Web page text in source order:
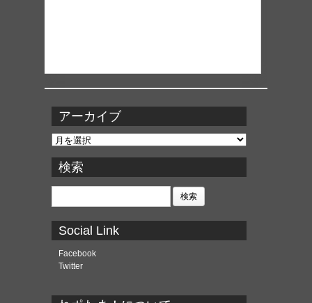
アーカイブ
ア
カ
イ
ブ
検索
検
Social Link
Facebook
Twitter